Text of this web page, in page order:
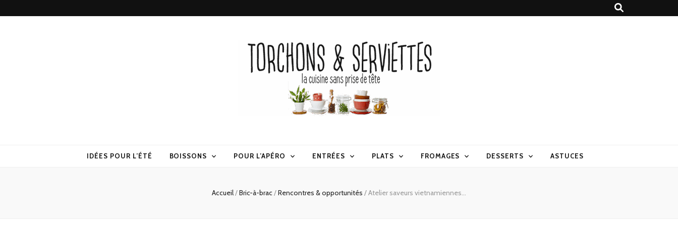
IDÉES POUR L’ÉTÉ BOISSONS POUR L’APÉRO ENTRÉES PLATS FROMAGES DESSERTS ASTUCES
Accueil/Bric-à-brac/Rencontres & opportunités /Atelier saveurs vietnamiennes…